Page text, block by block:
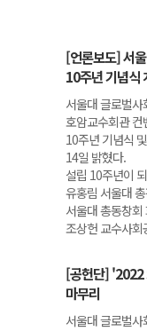
[언론보도] 서
10주년 기념식
서울대 글로벌
호암교수회관
10주년 기념식
14일 밝혔다.
설립 10주년이
유홍림 서울대
서울대 총동창
조상헌 교수사회
[공헌단] '2022
마무리
서울대 글로벌